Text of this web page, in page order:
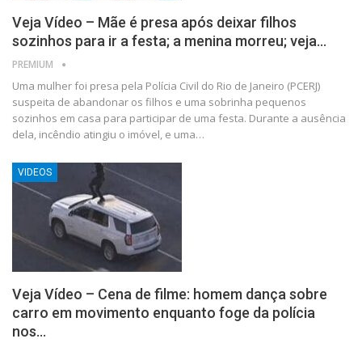
Veja Vídeo – Mãe é presa após deixar filhos
sozinhos para ir a festa; a menina morreu; veja…
PREMIUM
Uma mulher foi presa pela Polícia Civil do Rio de Janeiro (PCERJ)
suspeita de abandonar os filhos e uma sobrinha pequenos
sozinhos em casa para participar de uma festa. Durante a ausência
dela, incêndio atingiu o imóvel, e uma…
VIDEOS
Veja Vídeo – Cena de filme: homem dança sobre
carro em movimento enquanto foge da polícia
nos…